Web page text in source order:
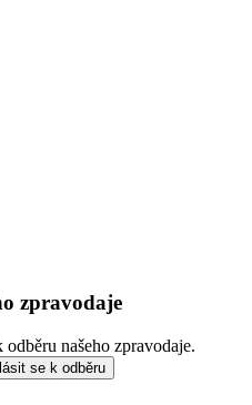
zpravodaje
našeho zpravodaje.
se k odběru